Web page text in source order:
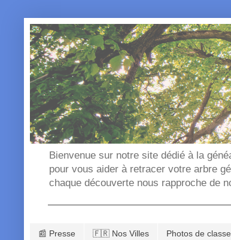
Bienvenue sur notre site dédié à la
pour vous aider à retracer votre arbre
chaque découverte nous rapproche de
📰 Presse 🇫🇷 Nos Villes Photos de